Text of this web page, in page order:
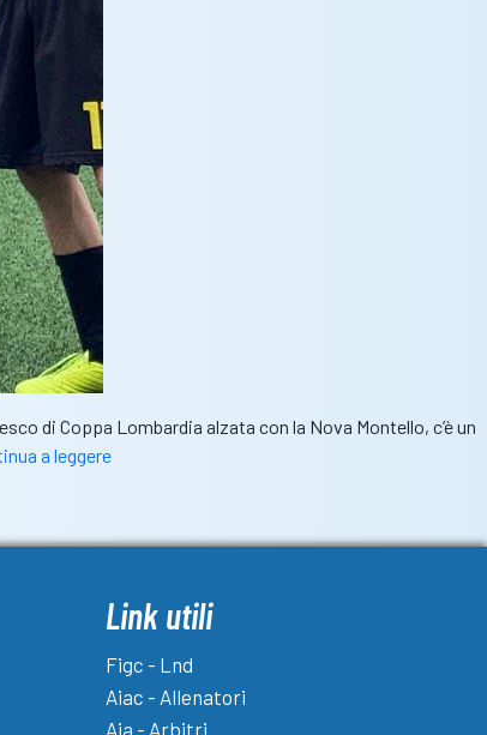
di Coppa Lombardia alzata con la Nova Montello, c’è un
a leggereLa
Colleoni,
e
campione
regionale
49
Link utili
Figc - Lnd
Aiac - Allenatori
Aia - Arbitri